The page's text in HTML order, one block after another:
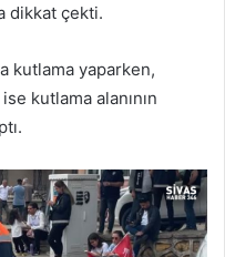
dikkat çekti.
kutlama yaparken,
kutlama alanının